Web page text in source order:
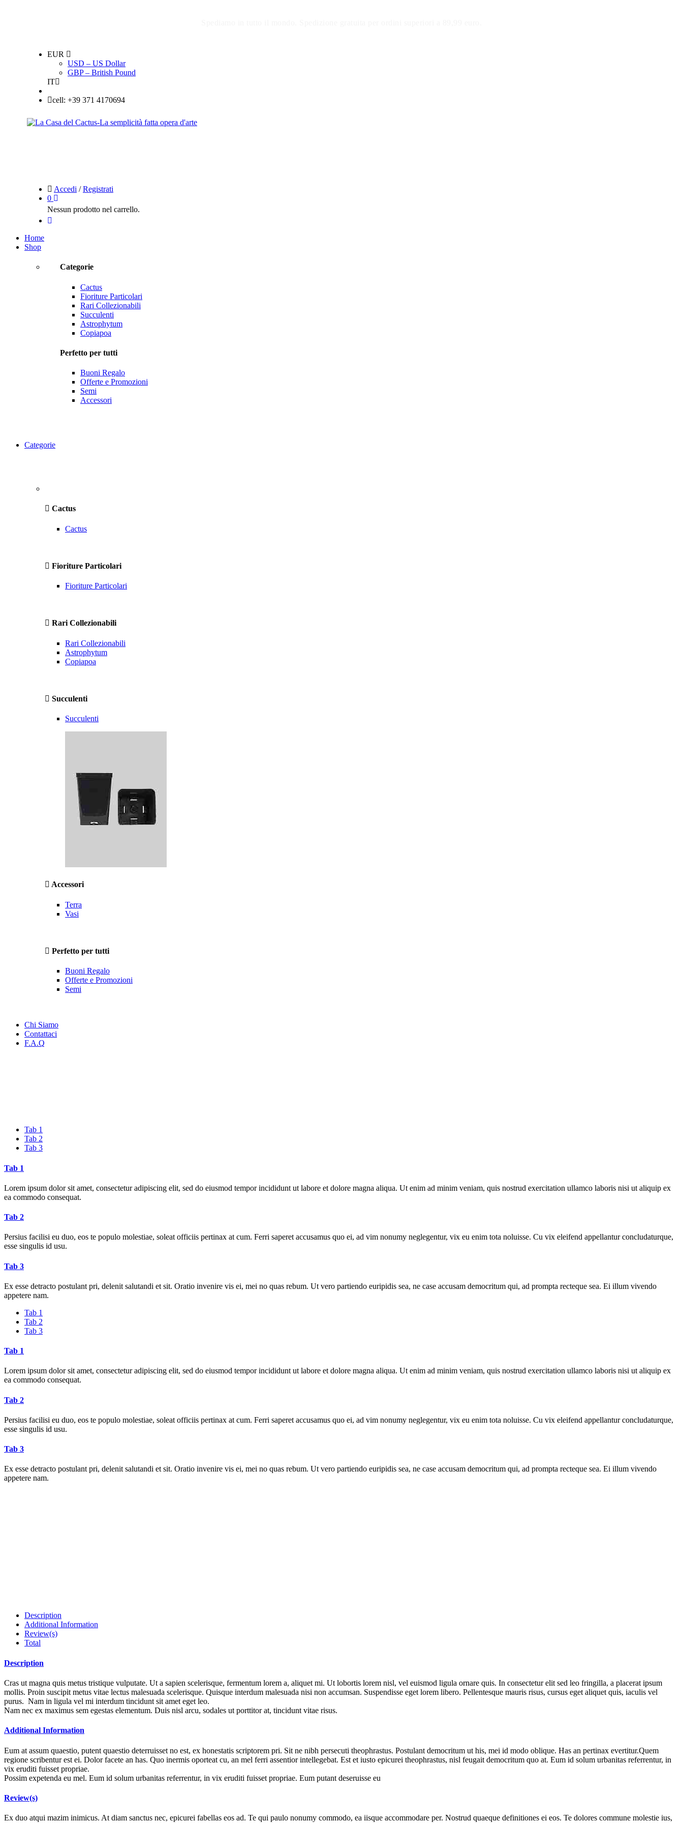
EUR
USD – US Dollar
GBP – British Pound
IT
cell: +39 371 4170694
Accedi /Registrati
0
Nessun prodotto nel carrello.
Home
Shop
Categorie
Cactus
Fioriture Particolari
Rari Collezionabili
Succulenti
Astrophytum
Copiapoa
Perfetto per tutti
Buoni Regalo
Offerte e Promozioni
Semi
Accessori
Categorie
Cactus
Cactus
Fioriture Particolari
Fioriture Particolari
Rari Collezionabili
Rari Collezionabili
Astrophytum
Copiapoa
Succulenti
Succulenti
Accessori
Terra
Vasi
Perfetto per tutti
Buoni Regalo
Offerte e Promozioni
Semi
Chi Siamo
Contattaci
F.A.Q
Tab 1
Tab 2
Tab 3
Tab 1
Lorem ipsum dolor sit amet, consectetur adipiscing elit, sed do eiusmod tempor incididunt ut labore et dolore magna aliqua. Ut enim ad minim veniam, quis nostrud exercitation ullamco laboris nisi ut aliquip ex
ea commodo consequat.
Tab 2
Persius facilisi eu duo, eos te populo molestiae, soleat officiis pertinax at cum. Ferri saperet accusamus quo ei, ad vim nonumy neglegentur, vix eu enim tota noluisse. Cu vix eleifend appellantur concludaturque,
esse singulis id usu.
Tab 3
Ex esse detracto postulant pri, delenit salutandi et sit. Oratio invenire vis ei, mei no quas rebum. Ut vero partiendo euripidis sea, ne case accusam democritum qui, ad prompta recteque sea. Ei illum vivendo
appetere nam.
Tab 1
Tab 2
Tab 3
Tab 1
Lorem ipsum dolor sit amet, consectetur adipiscing elit, sed do eiusmod tempor incididunt ut labore et dolore magna aliqua. Ut enim ad minim veniam, quis nostrud exercitation ullamco laboris nisi ut aliquip ex
ea commodo consequat.
Tab 2
Persius facilisi eu duo, eos te populo molestiae, soleat officiis pertinax at cum. Ferri saperet accusamus quo ei, ad vim nonumy neglegentur, vix eu enim tota noluisse. Cu vix eleifend appellantur concludaturque,
esse singulis id usu.
Tab 3
Ex esse detracto postulant pri, delenit salutandi et sit. Oratio invenire vis ei, mei no quas rebum. Ut vero partiendo euripidis sea, ne case accusam democritum qui, ad prompta recteque sea. Ei illum vivendo
appetere nam.
Description
Additional Information
Review(s)
Total
Description
Cras ut magna quis metus tristique vulputate. Ut a sapien scelerisque, fermentum lorem a, aliquet mi. Ut lobortis lorem nisl, vel euismod ligula ornare quis. In consectetur elit sed leo fringilla, a placerat ipsum
mollis. Proin suscipit metus vitae lectus malesuada scelerisque. Quisque interdum malesuada nisi non accumsan. Suspendisse eget lorem libero. Pellentesque mauris risus, cursus eget aliquet quis, iaculis vel
purus. Nam in ligula vel mi interdum tincidunt sit amet eget leo.
Nam nec ex maximus sem egestas elementum. Duis nisl arcu, sodales ut porttitor at, tincidunt vitae risus.
Additional Information
Eum at assum quaestio, putent quaestio deterruisset no est, ex honestatis scriptorem pri. Sit ne nibh persecuti theophrastus. Postulant democritum ut his, mei id modo oblique. Has an pertinax evertitur.Quem
regione scribentur est ei. Dolor facete an has. Quo inermis oporteat cu, an mel ferri assentior intellegebat. Est et iusto epicurei theophrastus, nisl feugait democritum quo at. Eum id solum urbanitas referrentur, in
vix eruditi fuisset propriae.
Possim expetenda eu mel. Eum id solum urbanitas referrentur, in vix eruditi fuisset propriae. Eum putant deseruisse eu
Review(s)
Ex duo atqui mazim inimicus. At diam sanctus nec, epicurei fabellas eos ad. Te qui paulo nonumy commodo, ea iisque accommodare per. Nostrud quaeque definitiones ei eos. Te dolores commune molestie ius,